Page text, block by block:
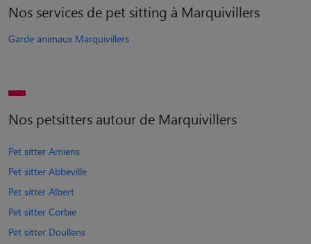
Nos services de pet sitting à Marquivillers
Garde animaux Marquivillers
Nos petsitters autour de Marquivillers
Pet sitter Amiens
Pet sitter Abbeville
Pet sitter Albert
Pet sitter Corbie
Pet sitter Doullens